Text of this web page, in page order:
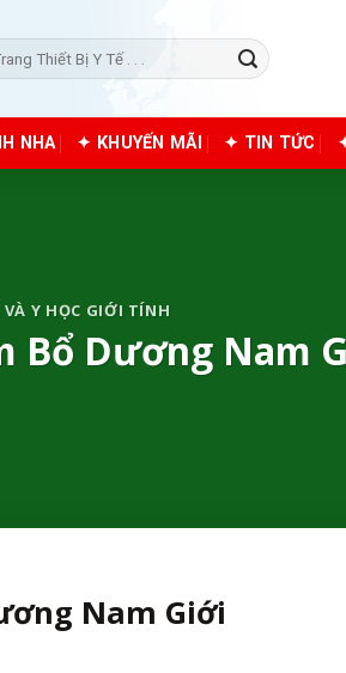
NHA ✦ KHUYẾN MÃI ✦ TIN TỨC
VÀ Y HỌC GIỚI TÍNH
Bổ Dương Nam
Nam Giới